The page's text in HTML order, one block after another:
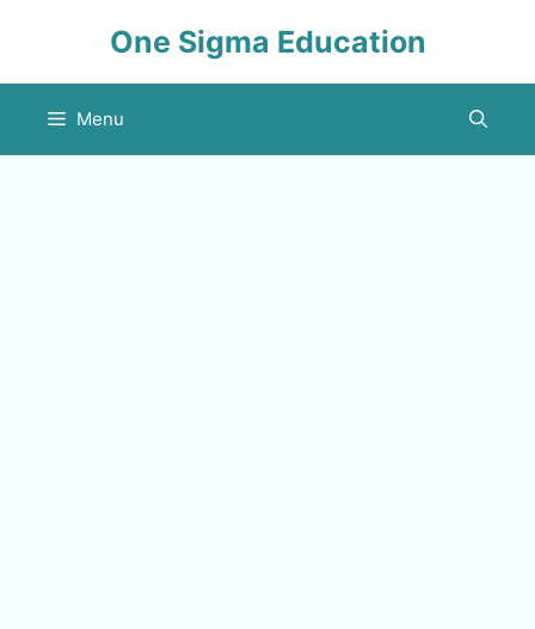
One Sigma Education
Menu